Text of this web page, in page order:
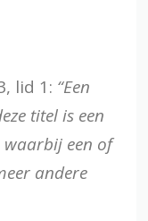
lid 1: “Een
titel is een
waarbij een of
andere